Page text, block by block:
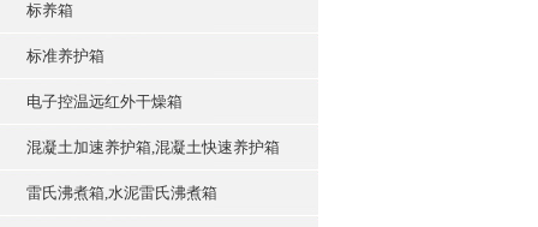
标养箱
标准养护箱
电子控温远红外干燥箱
混凝土加速养护箱,混凝土快速养护箱
雷氏沸煮箱,水泥雷氏沸煮箱